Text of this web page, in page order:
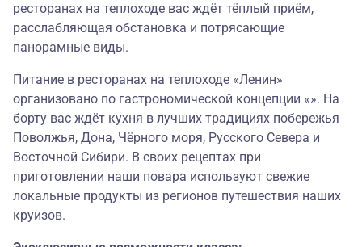
ресторанах на теплоходе вас ждёт тёплый приём,
расслабляющая обстановка и потрясающие
панорамные виды.
Питание в ресторанах на теплоходе «Ленин»
организовано по гастрономической концепции «». На
борту вас ждёт кухня в лучших традициях побережья
Поволжья, Дона, Чёрного моря, Русского Севера и
Восточной Сибири. В своих рецептах при
приготовлении наши повара используют свежие
локальные продукты из регионов путешествия наших
круизов.